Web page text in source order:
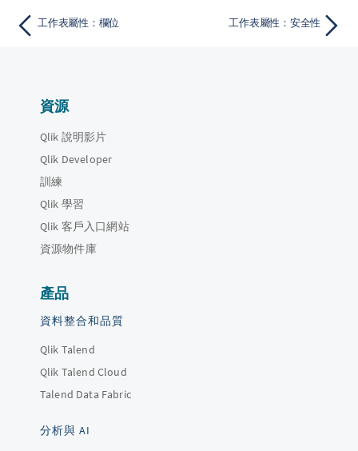
工作表屬性：欄位 工作表屬性：安全性
資源
Qlik 說明影片
Qlik Developer
訓練
Qlik 學習
Qlik 客戶入口網站
資源物件庫
產品
資料整合和品質
Qlik Talend
Qlik Talend Cloud
Talend Data Fabric
分析與 AI